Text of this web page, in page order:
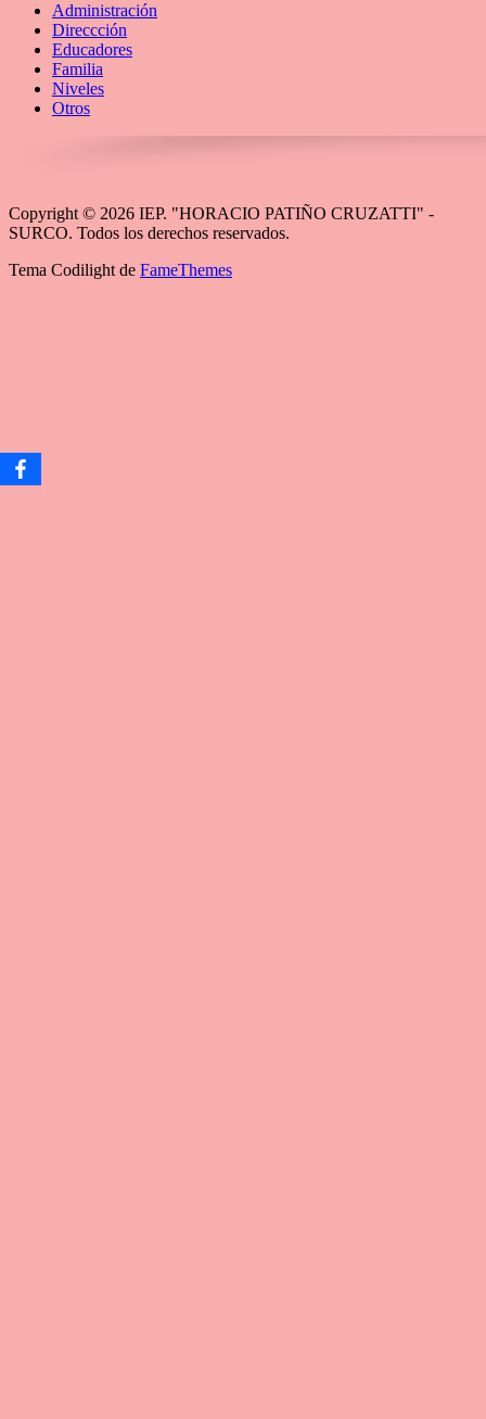
Administración
Direccción
Educadores
Familia
Niveles
Otros
Copyright © 2026 IEP. "HORACIO PATIÑO CRUZATTI" -
SURCO. Todos los derechos reservados.
Tema Codilight de FameThemes